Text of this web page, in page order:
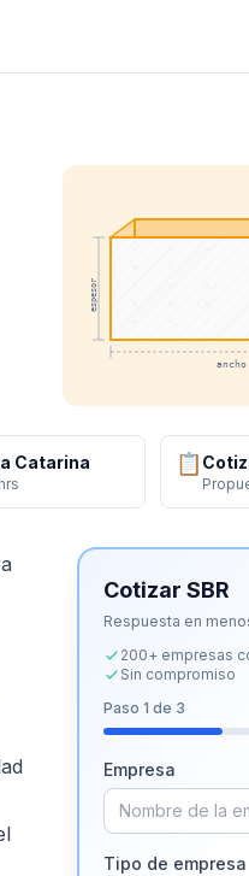
espesor
ancho
Catarina 📋
Cotizar SBR
Respuesta en
200+ empresas
Sin compromiso
Paso 1 de 3
Empresa
Tipo de empresa